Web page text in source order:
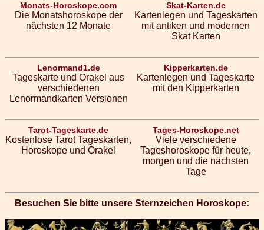
Monats-Horoskope.com
Die Monatshoroskope der
nächsten 12 Monate
Skat-Karten.de
Kartenlegen und Tageskarten
mit antiken und modernen
Skat Karten
Lenormand1.de
Tageskarte und Orakel aus
verschiedenen
Lenormandkarten Versionen
Kipperkarten.de
Kartenlegen und Tageskarte
mit den Kipperkarten
Tarot-Tageskarte.de
Kostenlose Tarot Tageskarten,
Horoskope und Orakel
Tages-Horoskope.net
Viele verschiedene
Tageshoroskope für heute,
morgen und die nächsten
Tage
Besuchen Sie bitte unsere Sternzeichen Horoskope: